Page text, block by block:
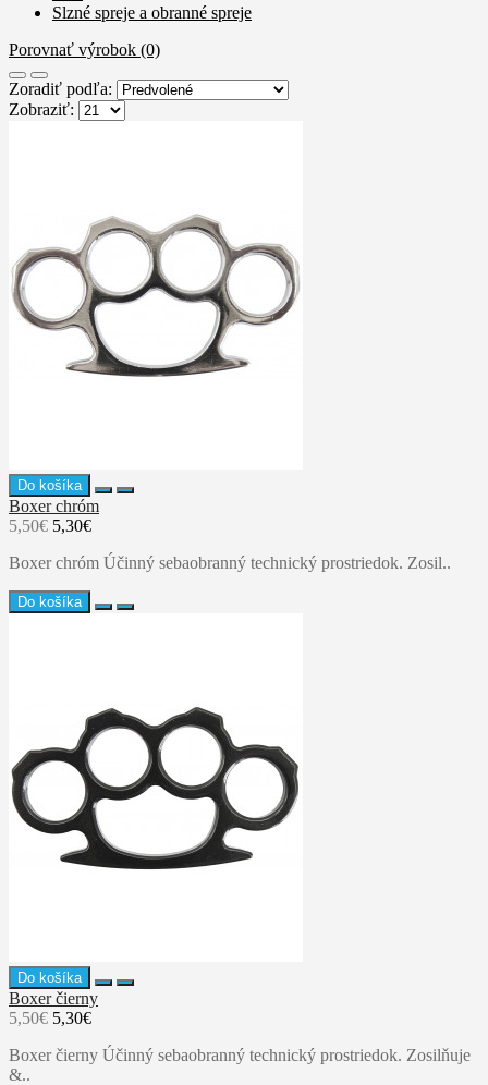
Slzné spreje a obranné spreje
Porovnať výrobok (0)
Zoradiť podľa:
Zobraziť:
Do košíka
Boxer chróm
5,50€ 5,30€
Boxer chróm Účinný sebaobranný technický prostriedok. Zosil..
Do košíka
Do košíka
Boxer čierny
5,50€ 5,30€
Boxer čierny Účinný sebaobranný technický prostriedok. Zosilňuje
&..